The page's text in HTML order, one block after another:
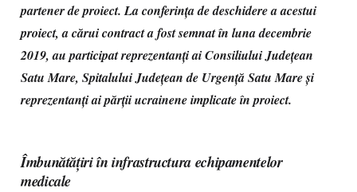
partener de proiect. La conferința de deschidere a acestui
proiect, a cărui contract a fost semnat în luna decembrie
2019, au participat reprezentanți ai Consiliului Județean
Satu Mare, Spitalului Județean de Urgență Satu Mare și
reprezentanți ai părții ucrainene implicate în proiect.
Îmbunătățiri în infrastructura echipamentelor
medicale